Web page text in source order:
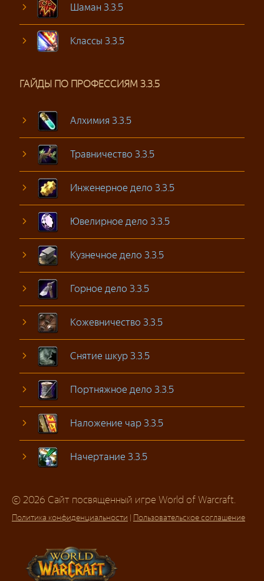
Шаман 3.3.5
Классы 3.3.5
ГАЙДЫ ПО ПРОФЕССИЯМ 3.3.5
Алхимия 3.3.5
Травничество 3.3.5
Инженерное дело 3.3.5
Ювелирное дело 3.3.5
Кузнечное дело 3.3.5
Горное дело 3.3.5
Кожевничество 3.3.5
Снятие шкур 3.3.5
Портняжное дело 3.3.5
Наложение чар 3.3.5
Начертание 3.3.5
© 2026 Сайт посвященный игре World of Warcraft.
Политика конфиденциальности | Пользовательское соглашение